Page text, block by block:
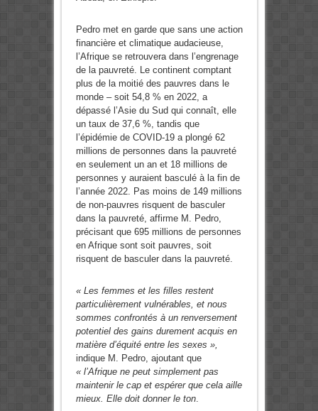
Pedro met en garde que sans une action
financière et climatique audacieuse,
l’Afrique se retrouvera dans l’engrenage
de la pauvreté. Le continent comptant
plus de la moitié des pauvres dans le
monde – soit 54,8 % en 2022, a
dépassé l’Asie du Sud qui connaît, elle
un taux de 37,6 %, tandis que
l’épidémie de COVID-19 a plongé 62
millions de personnes dans la pauvreté
en seulement un an et 18 millions de
personnes y auraient basculé à la fin de
l’année 2022. Pas moins de 149 millions
de non-pauvres risquent de basculer
dans la pauvreté, affirme M. Pedro,
précisant que 695 millions de personnes
en Afrique sont soit pauvres, soit
risquent de basculer dans la pauvreté.
« Les femmes et les filles restent
particulièrement vulnérables, et nous
sommes confrontés à un renversement
potentiel des gains durement acquis en
matière d’équité entre les sexes »,
indique M. Pedro, ajoutant que
« l’Afrique ne peut simplement pas
maintenir le cap et espérer que cela aille
mieux. Elle doit donner le ton.